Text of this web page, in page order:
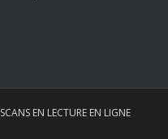
SCANS EN LECTURE EN LIGNE